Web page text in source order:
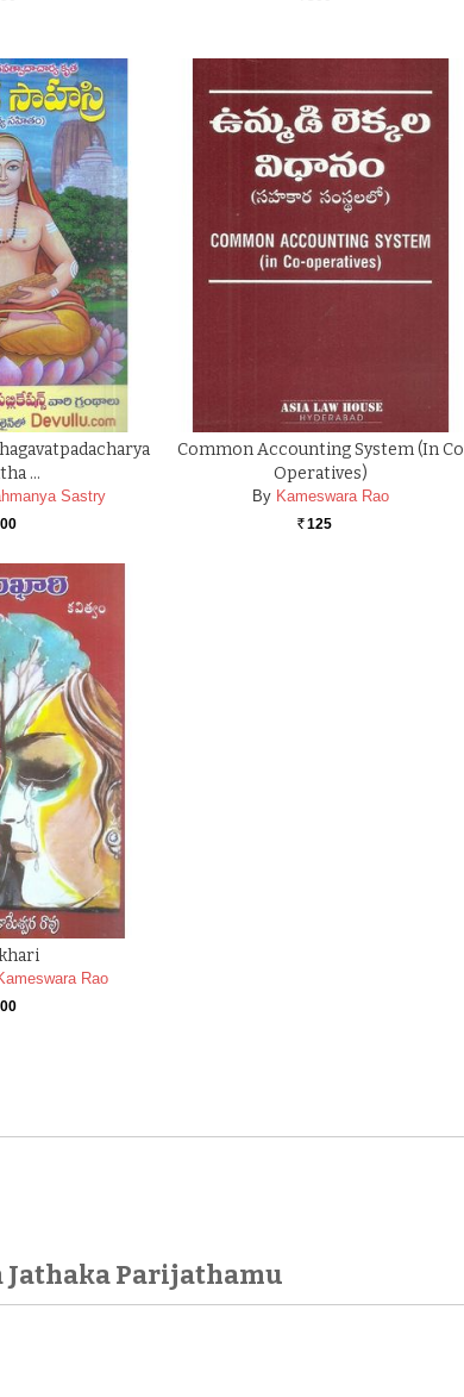
…
Sastry
Common Accounting System (In Co
Operatives)
By Kameswara Rao
Rs. 125
Rao
Jathaka Parijathamu